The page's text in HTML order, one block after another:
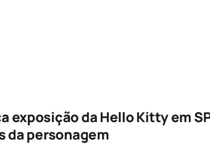
exposição da Hello Kitty em
da personagem